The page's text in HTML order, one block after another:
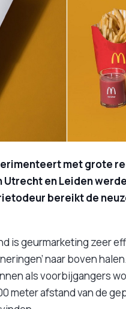
met grote
en Leiden
bereikt de
is geurmarketing zeer
naar boven
als voorbijgangers
meter afstand van de